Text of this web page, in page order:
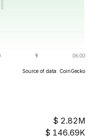
Source of data: CoinGecko
2.82M
146.69K